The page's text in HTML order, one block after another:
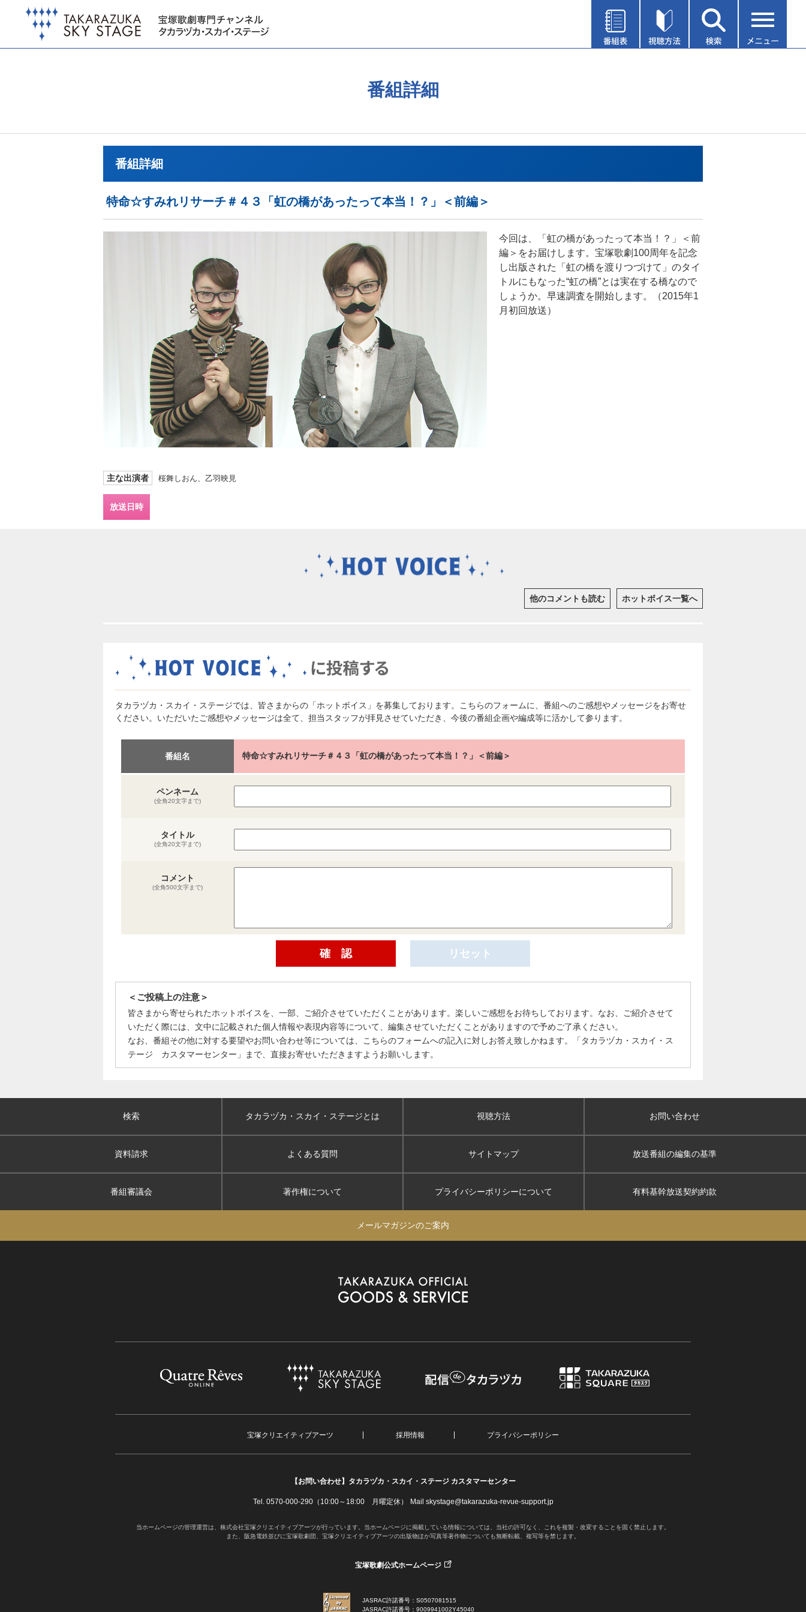
番組詳細
番組詳細
特命☆すみれリサーチ＃４３「虹の橋があったって本当！？」＜前編＞
今回は、「虹の橋があったって本当！？」＜前
編＞をお届けします。宝塚歌劇100周年を記念
し出版された「虹の橋を渡りつづけて」のタイ
トルにもなった“虹の橋”とは実在する橋なので
しょうか。早速調査を開始します。（2015年1
月初回放送）
主な出演者 桜舞しおん、乙羽映見
放送日時
他のコメントも読む ホットボイス一覧へ
タカラヅカ・スカイ・ステージでは、皆さまからの「ホットボイス」を募集しております。こちらのフォームに、番組へのご感想やメッセージをお寄せ
ください。いただいたご感想やメッセージは全て、担当スタッフが拝見させていただき、今後の番組企画や編成等に活かして参ります。
番組名 特命☆すみれリサーチ＃４３「虹の橋があったって本当！？」＜前編＞
ペンネーム
(全角20文字まで)
タイトル
(全角20文字まで)
コメント
(全角500文字まで)
＜ご投稿上の注意＞
皆さまから寄せられたホットボイスを、一部、ご紹介させていただくことがあります。楽しいご感想をお待ちしております。なお、ご紹介させて
いただく際には、文中に記載された個人情報や表現内容等について、編集させていただくことがありますので予めご了承ください。
なお、番組その他に対する要望やお問い合わせ等については、こちらのフォームへの記入に対しお答え致しかねます。「タカラヅカ・スカイ・ス
テージ カスタマーセンター」まで、直接お寄せいただきますようお願いします。
検索 タカラヅカ・スカイ ・ステージとは 視聴方法 お問い合わせ
資料請求 よくある質問 サイトマップ 放送番組の編集の基準
番組審議会 著作権について プライバシーポリシーについて 有料基幹放送契約約款
メールマガジンのご案内
宝塚クリエイティブアーツ 採用情報 プライバシーポリシー
【お問い合わせ】 タカラヅカ・スカイ・ステージ カスタマーセンター
Tel. 0570-000-290（10:00～18:00 月曜定休） Mail skystage@takarazuka-revue-support.jp
当ホームページの管理運営は、株式会社宝塚クリエイティブアーツが行っています。当ホームページに掲載している情報については、当社の許可なく、これを複製・改変することを固く禁止します。
また、阪急電鉄並びに宝塚歌劇団、宝塚クリエイティブアーツの出版物ほか写真等著作物についても無断転載、複写等を禁じます。
宝塚歌劇公式ホームページ
JASRAC許諾番号：S0507081515
JASRAC許諾番号：9009941002Y45040